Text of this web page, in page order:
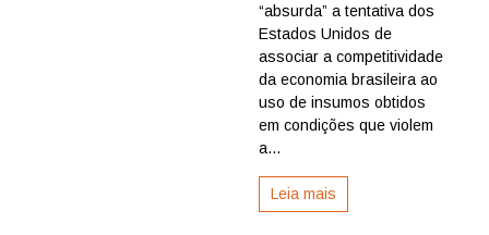
atuação
do
contra
“absurda” a tentativa dos
Estados Unidos de
associar a competitividade
da economia brasileira ao
uso de insumos obtidos
em condições que violem
a...
Leia mais